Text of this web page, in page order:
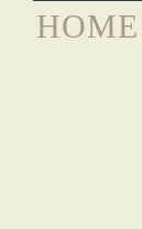
HOME